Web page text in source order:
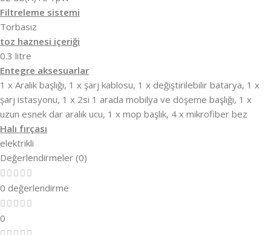
Filtreleme sistemi
Torbasız
toz haznesi içeriği
0.3 litre
Entegre aksesuarlar
1 x Aralık başlığı, 1 x şarj kablosu, 1 x değiştirilebilir batarya, 1 x
şarj istasyonu, 1 x 2si 1 arada mobilya ve döşeme başlığı, 1 x
uzun esnek dar aralık ucu, 1 x mop başlık, 4 x mikrofiber bez
Halı fırçası
elektrikli
Değerlendirmeler (0)
0 değerlendirme
0